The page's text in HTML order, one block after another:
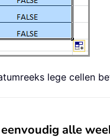
lege cellen
alle